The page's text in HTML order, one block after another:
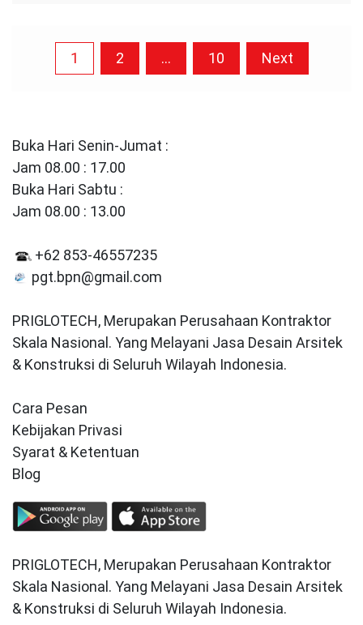
Posts
1 2 … 10 Next
Buka Hari Senin-Jumat :
Jam 08.00 : 17.00
Buka Hari Sabtu :
Jam 08.00 : 13.00
+62 853-46557235
pgt.bpn@gmail.com
PRIGLOTECH, Merupakan Perusahaan Kontraktor
Skala Nasional. Yang Melayani Jasa Desain Arsitek
& Konstruksi di Seluruh Wilayah Indonesia.
Cara Pesan
Kebijakan Privasi
Syarat & Ketentuan
Blog
PRIGLOTECH, Merupakan Perusahaan Kontraktor
Skala Nasional. Yang Melayani Jasa Desain Arsitek
& Konstruksi di Seluruh Wilayah Indonesia.